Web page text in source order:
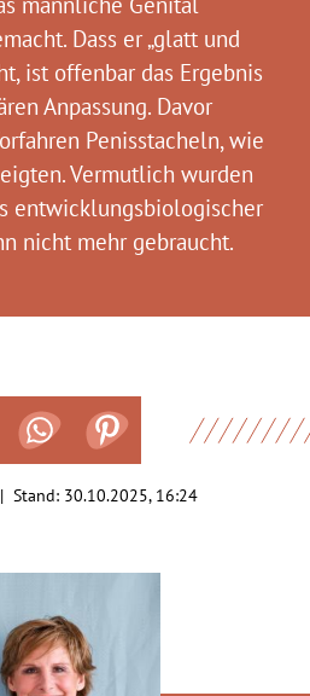
Dass er „glatt und
ist offenbar das Ergebnis
Anpassung. Davor
Penisstacheln, wie
Vermutlich wurden
entwicklungsbiologischer
nicht mehr gebraucht.
Stand: 30.10.2025, 16:24